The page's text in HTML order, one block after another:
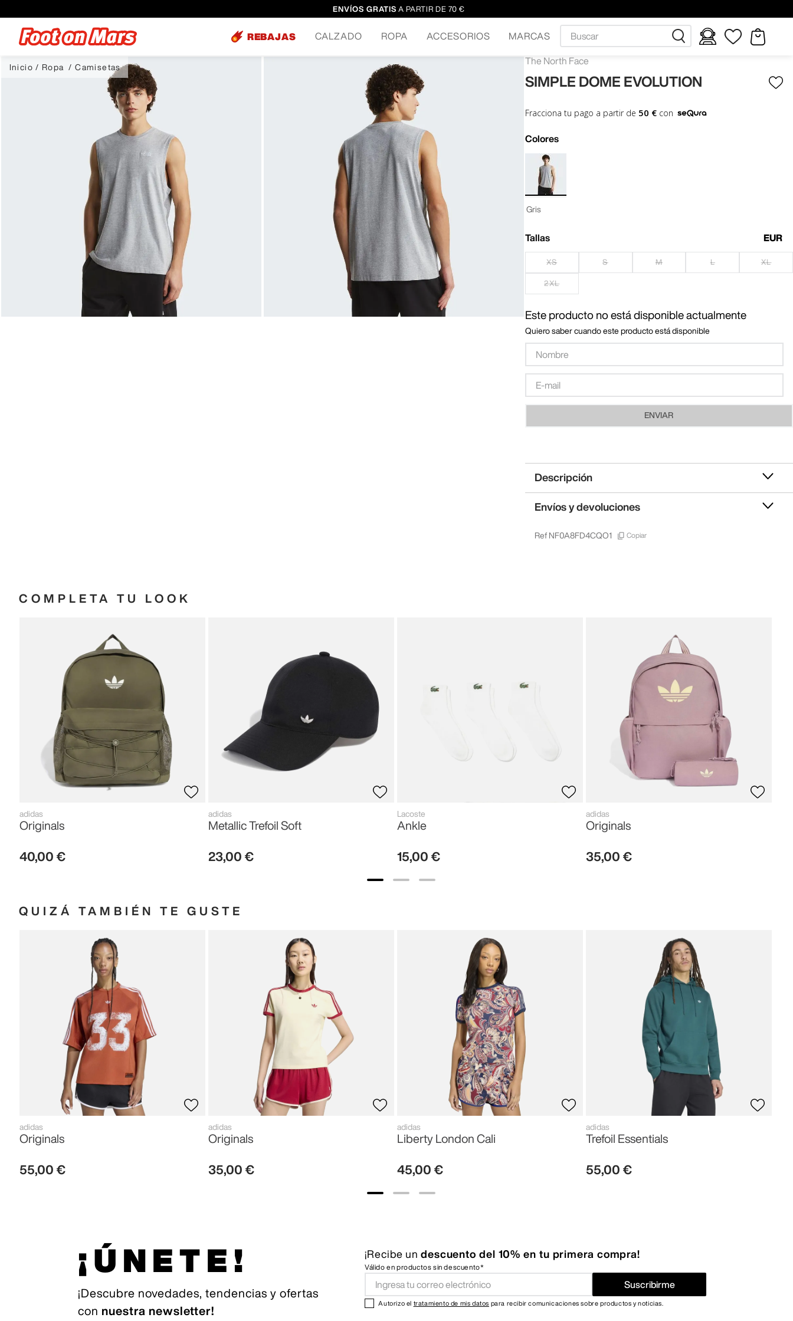
ENVÍOS GRATIS A PARTIR DE 70 €
REBAJAS CALZADO ROPA ACCESORIOS MARCAS
Ropa Camisetas
The North Face
SIMPLE DOME EVOLUTION
Fracciona tu pago a partir de 50 €con
Colores
Gris
Tallas EUR
XS S M L XL
2XL
Este producto no está disponible actualmente
Quiero saber cuando este producto está disponible
ENVIAR
Descripción
Envíos y devoluciones
Ref NF0A8FD4CQO1 Copiar
COMPLETA TU LOOK
adidas
Originals
40,00 €
adidas
Metallic Trefoil Soft
23,00 €
Lacoste
Ankle
15,00 €
adidas
Originals
35,00 €
QUIZÁ TAMBIÉN TE GUSTE
adidas
Originals
55,00 €
adidas
Originals
35,00 €
adidas
Liberty London Cali
45,00 €
adidas
Trefoil Essentials
55,00 €
¡ÚNETE!
¡Descubre novedades, tendencias y ofertas
con nuestra newsletter!
¡Recibe un descuento del 10% en tu primera compra!
Válido en productos sin descuento*
Suscribirme
Autorizo el tratamiento de mis datos para recibir comunicaciones sobre productos y noticias.